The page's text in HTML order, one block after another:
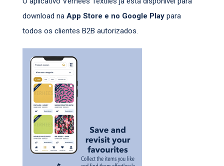
download na App Store e no Google Play para
todos os clientes B2B autorizados.